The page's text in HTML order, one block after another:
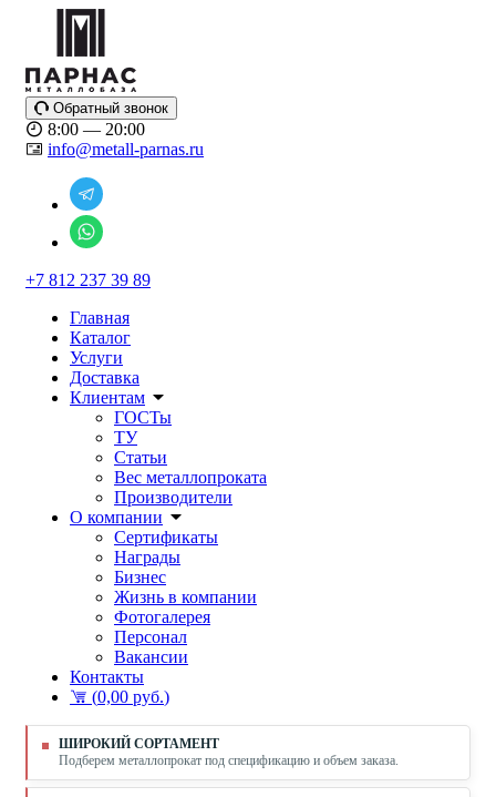
Обратный звонок
8:00 — 20:00
info@metall-parnas.ru
+7 812 237 39 89
Главная
Каталог
Услуги
Доставка
Клиентам
ГОСТы
ТУ
Статьи
Вес металлопроката
Производители
О компании
Сертификаты
Награды
Бизнес
Жизнь в компании
Фотогалерея
Персонал
Вакансии
Контакты
(0,00 руб.)
ШИРОКИЙ СОРТАМЕНТ
Подберем металлопрокат под спецификацию и объем заказа.